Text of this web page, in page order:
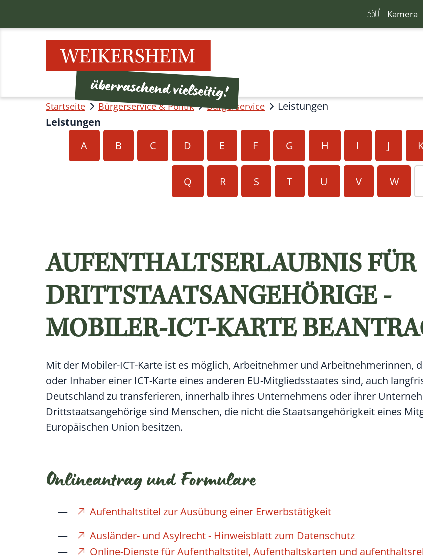
Kamera
Startseite Bürgerservice & Politik Bürgerservice
Leistungen
Leistungen
A
B C D E F G H I J
Q R S T U V W
AUFENTHALTSERLAUBNIS FÜR
DRITTSTAATSANGEHÖRIGE -
MOBILER-ICT-KARTE
Mit der Mobiler-ICT-Karte ist es möglich, Arbeitnehmer und Arbeitnehmerinnen,
oder Inhaber einer ICT-Karte eines anderen EU-Mitgliedsstaates sind, auch
Deutschland zu transferieren, innerhalb ihres Unternehmens oder ihrer
Drittstaatsangehörige sind Menschen, die nicht die Staatsangehörigkeit eines
Europäischen Union besitzen.
Onlineantrag und Formulare
Aufenthaltstitel zur Ausübung einer Erwerbstätigkeit
Ausländer- und Asylrecht - Hinweisblatt zum Datenschutz
Online-Dienste für Aufenthaltstitel, Aufenthaltskarten und